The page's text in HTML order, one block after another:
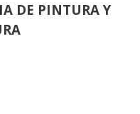
DE PINTURA Y